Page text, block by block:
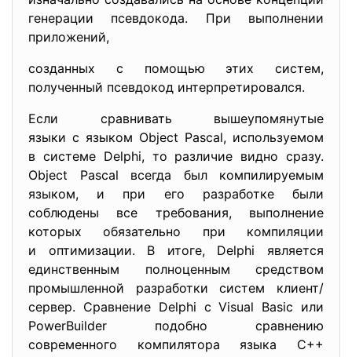
генерации псевдокода. При выполнении
приложений,
созданных с помощью этих систем,
полученный псевдокод интерпретировался.
Если сравнивать вышеупомянутые
языки с языком Object Pascal, используемом
в системе Delphi, то различие видно сразу.
Object Pascal всегда был компилируемым
языком, и при его разработке были
соблюдены все требования, выполнение
которых обязательно при компиляции
и оптимизации. В итоге, Delphi является
единственным полноценным средством
промышленной разработки систем клиент/
сервер. Сравнение Delphi с Visual Basic или
PowerBuilder подобно сравнению
современного компилятора языка C++